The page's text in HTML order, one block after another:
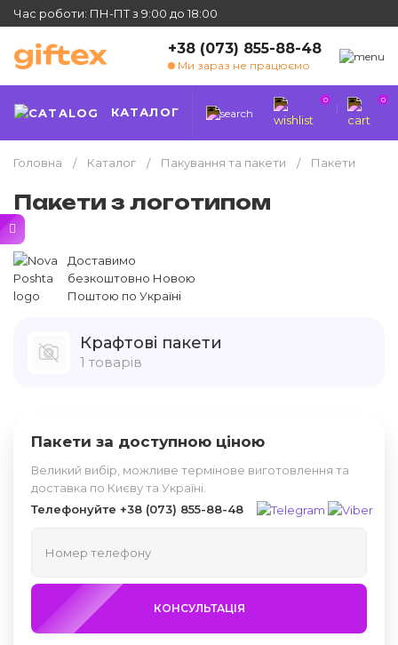
Час роботи: ПН-ПТ з 9:00 до 18:00
+38 (073) 855-88-48
Ми зараз не працюємо
КАТАЛОГ
0 0
Головна Каталог Пакування та пакети Пакети
Пакети з логотипом
Доставимо
безкоштовно Новою
Поштою по Україні
Крафтові пакети
1 товарів
Пакети за доступною ціною
Великий вибір, можливе термінове виготовлення та
доставка по Києву та Україні.
Телефонуйте +38 (073) 855-88-48
КОНСУЛЬТАЦІЯ